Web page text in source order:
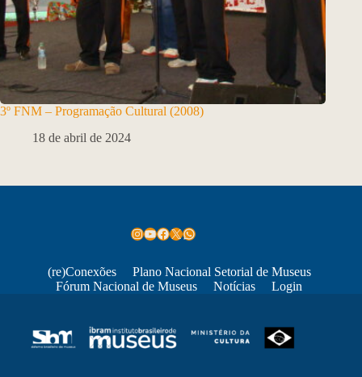
3º FNM – Programação Cultural (2008)
18 de abril de 2024
Instagram
Youtube
Facebook
X WhatsApp
(re)Conexões
Plano Nacional Setorial de Museus
Fórum Nacional de Museus
Notícias Login